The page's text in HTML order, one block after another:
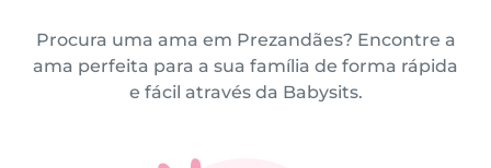
Procura uma ama em Prezandães? Encontre a
ama perfeita para a sua família de forma rápida
e fácil através da Babysits.